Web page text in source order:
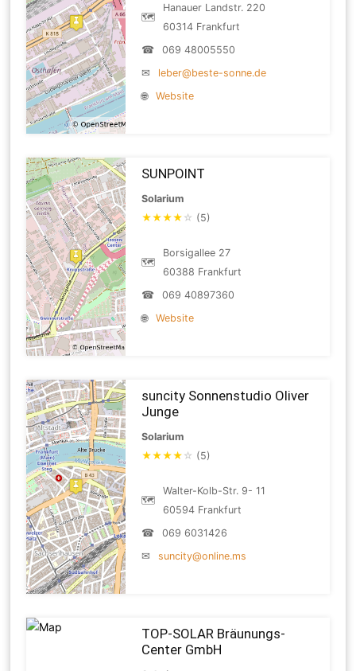
🗺
Hanauer Landstr. 220
60314 Frankfurt
☎
069 48005550
✉
leber@beste-sonne.de
🌐
Website
SUNPOINT
Solarium
★★★★ ☆ (5)
🗺
Borsigallee 27
60388 Frankfurt
☎
069 40897360
🌐
Website
suncity Sonnenstudio Oliver
Junge
Solarium
★★★★ ☆ (5)
🗺
Walter-Kolb-Str. 9- 11
60594 Frankfurt
☎
069 6031426
✉
suncity@online.ms
TOP-SOLAR Bräunungs-
Center GmbH